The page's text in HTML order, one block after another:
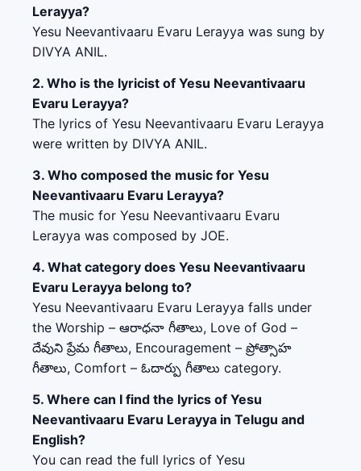
Lerayya?
Yesu Neevantivaaru Evaru Lerayya was sung by
DIVYA ANIL.
2. Who is the lyricist of Yesu Neevantivaaru
Evaru Lerayya?
The lyrics of Yesu Neevantivaaru Evaru Lerayya
were written by DIVYA ANIL.
3. Who composed the music for Yesu
Neevantivaaru Evaru Lerayya?
The music for Yesu Neevantivaaru Evaru
Lerayya was composed by JOE.
4. What category does Yesu Neevantivaaru
Evaru Lerayya belong to?
Yesu Neevantivaaru Evaru Lerayya falls under
the Worship – ఆరాధనా గీతాలు, Love of God –
దేవుని ప్రేమ గీతాలు, Encouragement – ప్రోత్సాహ
గీతాలు, Comfort – ఓదార్పు గీతాలు category.
5. Where can I find the lyrics of Yesu
Neevantivaaru Evaru Lerayya in Telugu and
English?
You can read the full lyrics of Yesu